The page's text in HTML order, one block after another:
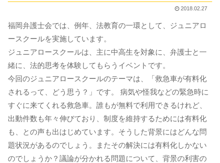
2018.02.27
福岡弁護士会では、例年、法教育の一環として、ジュニアロ
ースクールを実施しています。
ジュニアロースクールは、主に中高生を対象に、弁護士と一
緒に、法的思考を体験してもらうイベントです。
今回のジュニアロースクールのテーマは、「救急車が有料化
されるって、どう思う？」です。 病気や怪我などの緊急時に
すぐに来てくれる救急車。誰もが無料で利用できるけれど、
出動件数も年々伸びており、制度を維持するためには有料化
も、との声も出はじめています。そうした背景にはどんな問
題状況があるのでしょう。またその解決には有料化しかない
のでしょうか？議論が分かれる問題について、背景の利害の